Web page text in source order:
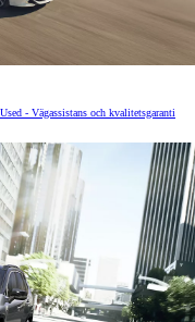
- Vägassistans och kvalitetsgaranti